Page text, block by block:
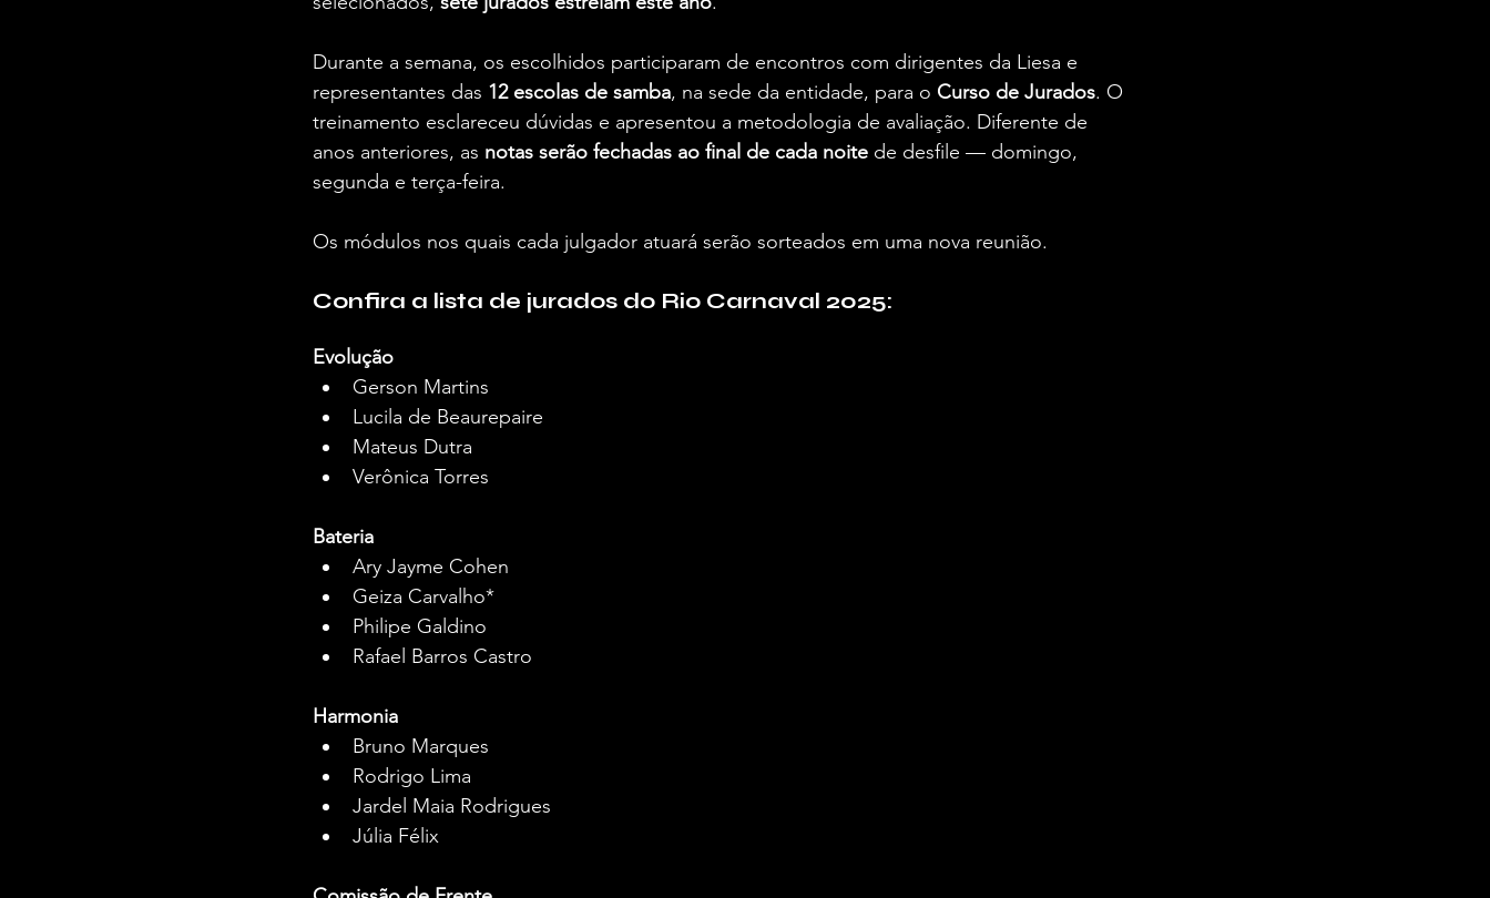
Durante a semana, os escolhidos participaram de encontros com dirigentes da Liesa e
representantes das 12 escolas de samba, na sede da entidade, para o Curso de Jurados. O
treinamento esclareceu dúvidas e apresentou a metodologia de avaliação. Diferente de
anos anteriores, as notas serão fechadas ao final de cada noite de desfile — domingo,
segunda e terça-feira.
Os módulos nos quais cada julgador atuará serão sorteados em uma nova reunião.
Confira a lista de jurados do Rio Carnaval 2025:
Evolução
Gerson Martins
Lucila de Beaurepaire
Mateus Dutra
Verônica Torres
Bateria
Ary Jayme Cohen
Geiza Carvalho*
Philipe Galdino
Rafael Barros Castro
Harmonia
Bruno Marques
Rodrigo Lima
Jardel Maia Rodrigues
Júlia Félix